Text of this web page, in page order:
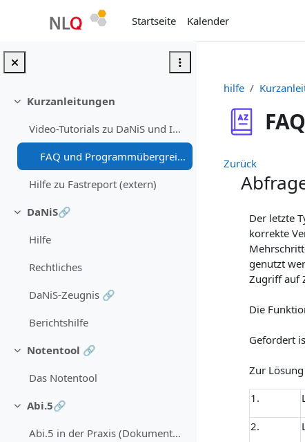
Startseite
Kalender
Einklappen
Kurzanleitungen
Video-Tutorials zu DaNiS und Installationsszenarien 🎞
FAQ und Programmübergreifendes♘
Hilfe zu Fastreport (extern)
Einklappen
DaNiS🔗
Hilfe
Rechtliches
DaNiS-Zeugnis 🔗
Berichtshilfe
Einklappen
Notentool 🔗
Das Notentool
Einklappen
Abi.5🔗
Abi.5 in der Praxis (Dokumentation)
hilfe
Zurück
Der letzte
korrekte
genutzt
Zugriff auf
Die
Gefordert
Zur
1.
2.